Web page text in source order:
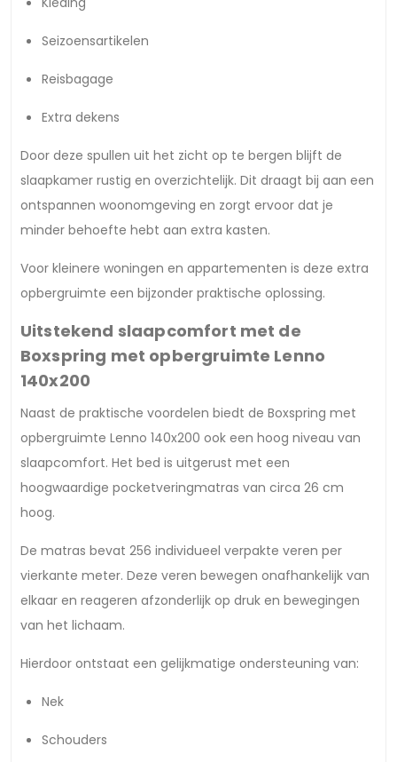
Seizoensartikelen
Reisbagage
Extra dekens
Door deze spullen uit het zicht op te bergen blijft de
slaapkamer rustig en overzichtelijk. Dit draagt bij aan een
ontspannen woonomgeving en zorgt ervoor dat je
minder behoefte hebt aan extra kasten.
Voor kleinere woningen en appartementen is deze extra
opbergruimte een bijzonder praktische oplossing.
Uitstekend slaapcomfort met de
Boxspring met opbergruimte Lenno
140x200
Naast de praktische voordelen biedt de Boxspring met
opbergruimte Lenno 140x200 ook een hoog niveau van
slaapcomfort. Het bed is uitgerust met een
hoogwaardige pocketveringmatras van circa 26 cm
hoog.
De matras bevat 256 individueel verpakte veren per
vierkante meter. Deze veren bewegen onafhankelijk van
elkaar en reageren afzonderlijk op druk en bewegingen
van het lichaam.
Hierdoor ontstaat een gelijkmatige ondersteuning van:
Nek
Schouders